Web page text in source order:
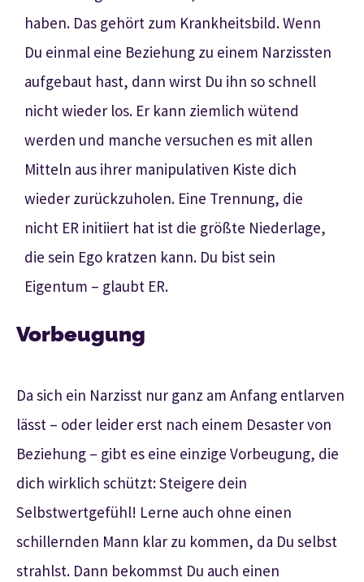
haben. Das gehört zum Krankheitsbild. Wenn
Du einmal eine Beziehung zu einem Narzissten
aufgebaut hast, dann wirst Du ihn so schnell
nicht wieder los. Er kann ziemlich wütend
werden und manche versuchen es mit allen
Mitteln aus ihrer manipulativen Kiste dich
wieder zurückzuholen. Eine Trennung, die
nicht ER initiiert hat ist die größte Niederlage,
die sein Ego kratzen kann. Du bist sein
Eigentum – glaubt ER.
Vorbeugung
Da sich ein Narzisst nur ganz am Anfang entlarven
lässt – oder leider erst nach einem Desaster von
Beziehung – gibt es eine einzige Vorbeugung, die
dich wirklich schützt: Steigere dein
Selbstwertgefühl! Lerne auch ohne einen
schillernden Mann klar zu kommen, da Du selbst
strahlst. Dann bekommst Du auch einen